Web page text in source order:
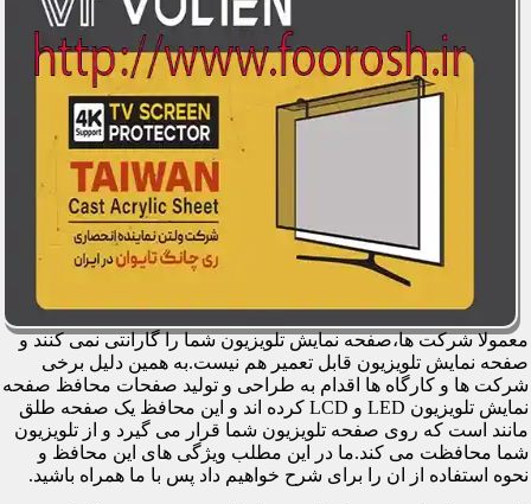
معمولا شرکت ها،صفحه نمایش تلویزیون شما را گارانتی نمی کنند و
صفحه نمایش تلویزیون قابل تعمیر هم نیست.به همین دلیل برخی
شرکت ها و کارگاه ها اقدام به طراحی و تولید صفحات محافظ صفحه
نمایش تلویزیون LED و LCD کرده اند و این محافظ یک صفحه طلق
مانند است که روی صفحه تلویزیون شما قرار می گیرد و از تلویزیون
شما محافظت می کند.ما در این مطلب ویژگی های این محافظ و
نحوه استفاده از ان را برای شرح خواهیم داد پس با ما همراه باشید.